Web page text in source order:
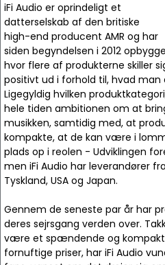
iFi Audio er oprindeligt et
datterselskab af den britiske
high-end producent AMR og har
siden begyndelsen i 2012
hvor flere af produkterne skiller
positivt ud i forhold til, hvad man
Ligegyldig hvilken
hele tiden ambitionen om at
musikken, samtidig med, at
kompakte, at de kan være i
plads op i reolen - Udviklingen
men iFi Audio har leverandører
Tyskland, USA og Japan.
Gennem de seneste par år har
deres sejrsgang verden over.
være et spændende og kompakt
fornuftige priser, har iFi Audio